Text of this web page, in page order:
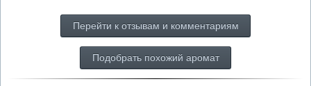
Перейти к отзывам и комментариям
Подобрать похожий аромат